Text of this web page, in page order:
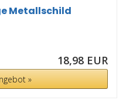
Metallschild
18,98 EUR
»